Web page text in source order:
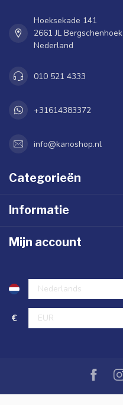
Hoeksekade 141
2661 JL Bergschenhoek
Nederland
010 521 4333
+31614383372
info@kanoshop.nl
Categorieën
Informatie
Mijn account
€